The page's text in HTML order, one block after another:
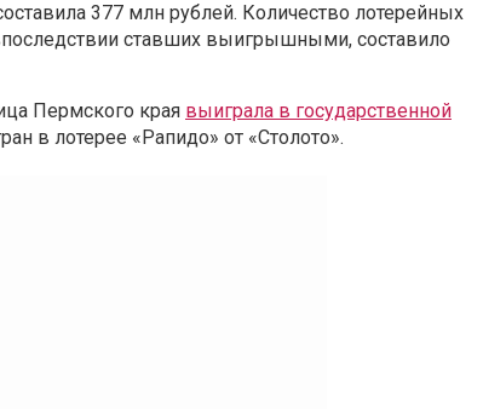
377 млн рублей. Количество лотерейных
ставших выигрышными, составило
Пермского края выиграла в государственной
в лотерее «Рапидо» от «Столото».